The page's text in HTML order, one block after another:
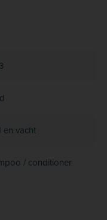
en vacht
/ conditioner